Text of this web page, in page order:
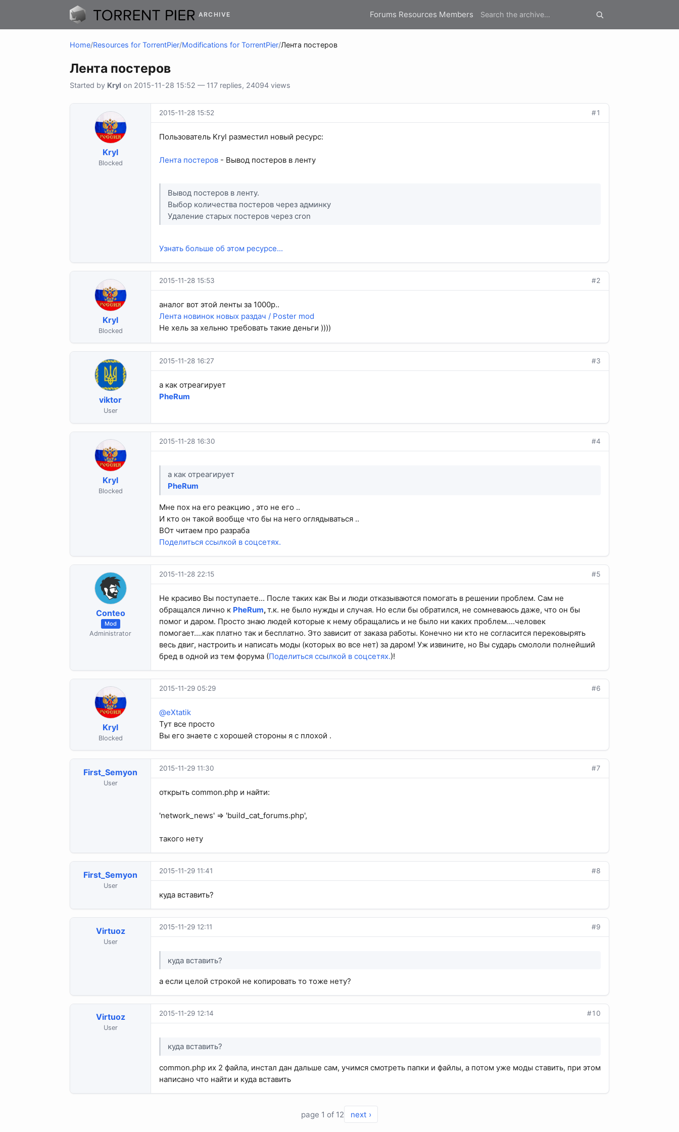
ARCHIVE Forums Resources Members
Home/Resources for TorrentPier/Modifications for TorrentPier/Лента постеров
Лента постеров
Started by Kryl on 2015-11-28 15:52 — 117 replies, 24094 views
Kryl
Blocked
2015-11-28 15:52 #1
Пользователь Kryl разместил новый ресурс:
Лента постеров - Вывод постеров в ленту
Вывод постеров в ленту.
Выбор количества постеров через админку
Удаление старых постеров через cron
Узнать больше об этом ресурсе...
Kryl
Blocked
2015-11-28 15:53 #2
аналог вот этой ленты за 1000р..
Лента новинок новых раздач / Poster mod
Не хель за хельню требовать такие деньги ))))
viktor
User
2015-11-28 16:27 #3
а как отреагирует
PheRum
Kryl
Blocked
2015-11-28 16:30 #4
а как отреагирует
PheRum
Мне пох на его реакцию , это не его ..
И кто он такой вообще что бы на него оглядываться ..
ВОт читаем про разраба
Поделиться ссылкой в соцсетях.
Conteo
Mod
Administrator
2015-11-28 22:15 #5
Не красиво Вы поступаете... После таких как Вы и люди отказываются помогать в решении проблем. Сам не
обращался лично к PheRum,т.к. не было нужды и случая. Но если бы обратился, не сомневаюсь даже, что он бы
помог и даром. Просто знаю людей которые к нему обращались и не было ни каких проблем....человек
помогает....как платно так и бесплатно. Это зависит от заказа работы. Конечно ни кто не согласится перековырять
весь двиг, настроить и написать моды (которых во все нет) за даром! Уж извините, но Вы сударь смололи полнейший
бред в одной из тем форума (Поделиться ссылкой в соцсетях.)!
Kryl
Blocked
2015-11-29 05:29 #6
@eXtatik
Тут все просто
Вы его знаете с хорошей стороны я с плохой .
First_Semyon
User
2015-11-29 11:30 #7
открыть common.php и найти:
'network_news' => 'build_cat_forums.php',
такого нету
First_Semyon
User
2015-11-29 11:41 #8
куда вставить?
Virtuoz
User
2015-11-29 12:11 #9
куда вставить?
а если целой строкой не копировать то тоже нету?
Virtuoz
User
2015-11-29 12:14 #10
куда вставить?
common.php их 2 файла, инстал дан дальше сам, учимся смотреть папки и файлы, а потом уже моды ставить, при этом
написано что найти и куда вставить
page 1 of 12 next ›